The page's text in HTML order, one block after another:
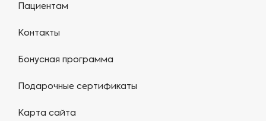
Пациентам
Контакты
Бонусная программа
Подарочные сертификаты
Карта сайта